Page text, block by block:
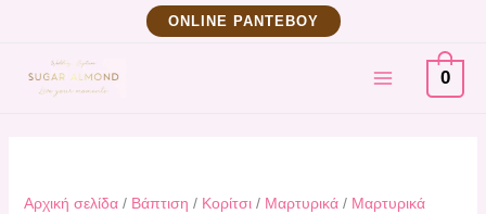
περιεχόμενο
ΟNLINE ΡΑΝΤΕΒΟΥ
MAIN
MENU
0
Αρχική σελίδα/ Βάπτιση / Κορίτσι/ Μαρτυρικά/ Mαρτυρικά
κορίτσι
Afitexno